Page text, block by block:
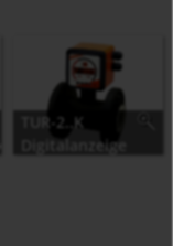
TUR-2..K
Digitalanzeige